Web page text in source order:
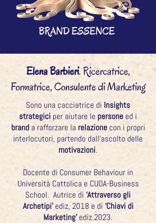
Elena Barbieri. Ricercatrice,
Formatrice, Consulente di Marketing
Sono una cacciatrice di Insights
strategici per aiutare le persone ed i
branda rafforzare la relazione con i propri
interlocutori, partendo dall'ascolto delle
motivazioni.
Docente di Consumer Behaviour in
Università Cattolica e CUOA-Business
School. Autrice di ‘Attraverso gli
Archetipi’ediz, 2018 e di ‘Chiavi di
Marketing’ediz.2023.